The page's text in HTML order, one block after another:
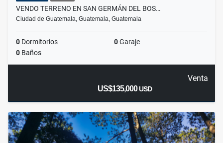
VENDO TERRENO EN SAN GERMÁN DEL BOS…
Ciudad de Guatemala, Guatemala, Guatemala
0 Dormitorios 0Garaje
0 Baños
Venta
US$135,000USD